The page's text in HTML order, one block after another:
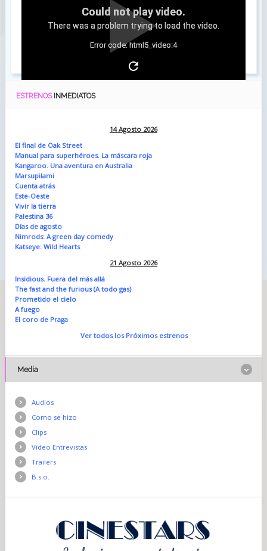
Could not play video.
There was a problem trying to load the video.
Error code: html5_video:4
ESTRENOS INMEDIATOS
14 Agosto 2026
El final de Oak Street
Manual para superhéroes. La máscara roja
Kangaroo. Una aventura en Australia
Marsupilami
Cuenta atrás
Este-Oeste
Vivir la tierra
Palestina 36
Días de agosto
Nimrods: A green day comedy
Katseye: Wild Hearts
21 Agosto 2026
Insidious. Fuera del más allá
The fast and the furious (A todo gas)
Prometido el cielo
A fuego
El coro de Praga
Ver todos los Próximos estrenos
Media
Audios
Como se hizo
Clips
Vídeo Entrevistas
Trailers
B.s.o.